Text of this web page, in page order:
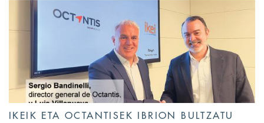
IKEIK ETA OCTANTISEK IBRION BULTZATU